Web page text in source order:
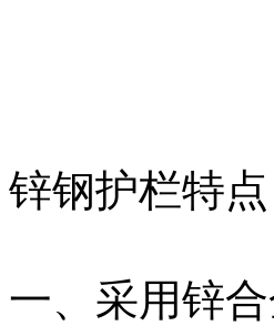
锌钢护栏特点
一、采用锌